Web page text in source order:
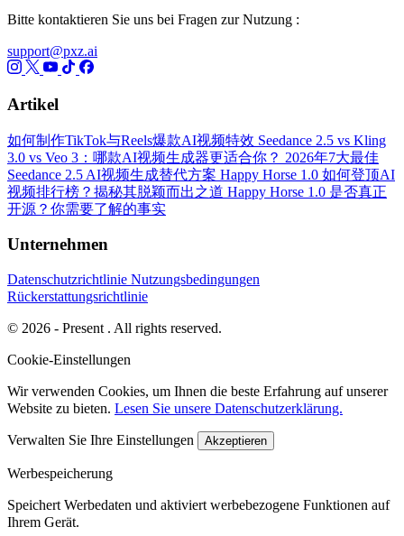
Bitte kontaktieren Sie uns bei Fragen zur Nutzung :
support@pxz.ai
Artikel
如何制作TikTok与Reels爆款AI视频特效 Seedance 2.5 vs Kling
3.0 vs Veo 3：哪款AI视频生成器更适合你？ 2026年7大最佳
Seedance 2.5 AI视频生成替代方案 Happy Horse 1.0 如何登顶AI
视频排行榜？揭秘其脱颖而出之道 Happy Horse 1.0 是否真正
开源？你需要了解的事实
Unternehmen
Datenschutzrichtlinie Nutzungsbedingungen
Rückerstattungsrichtlinie
© 2026 - Present . All rights reserved.
Cookie-Einstellungen
Wir verwenden Cookies, um Ihnen die beste Erfahrung auf unserer
Website zu bieten. Lesen Sie unsere Datenschutzerklärung.
Verwalten Sie Ihre Einstellungen Akzeptieren
Werbespeicherung
Speichert Werbedaten und aktiviert werbebezogene Funktionen auf
Ihrem Gerät.